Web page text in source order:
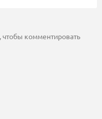
чтобы комментировать